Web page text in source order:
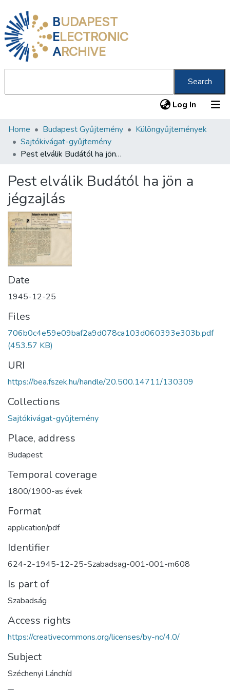
BUDAPEST
ELECTRONIC
ARCHIVE
Search
Log In (current)
Communities & Collections
All of DSpace
About us
Home Budapest Gyűjtemény
Különgyűjtemények
Sajtókivágat-gyűjtemény
Pest elválik Budától ha jön a jégzajlás
Pest elválik Budától ha jön a
jégzajlás
Date
1945-12-25
Files
706b0c4e59e09baf2a9d078ca103d060393e303b.pdf
(453.57 KB)
URI
https://bea.fszek.hu/handle/20.500.14711/130309
Collections
Sajtókivágat-gyűjtemény
Place, address
Budapest
Temporal coverage
1800/1900-as évek
Format
application/pdf
Identifier
624-2-1945-12-25-Szabadsag-001-001-m608
Is part of
Szabadság
Access rights
https://creativecommons.org/licenses/by-nc/4.0/
Subject
Széchenyi Lánchíd